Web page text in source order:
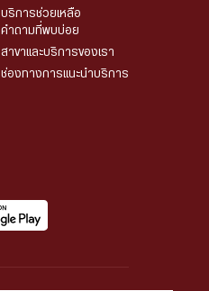
บริการช่วยเหลือ
คำถามที่พบบ่อย
สาขาและบริการของเรา
ช่องทางการแนะนำบริการ